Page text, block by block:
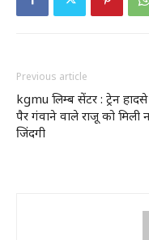
Previous article
kgmu लिम्ब सेंटर : ट्रेन हादसे
पैर गंवाने वाले राजू को मिली
जिंदगी